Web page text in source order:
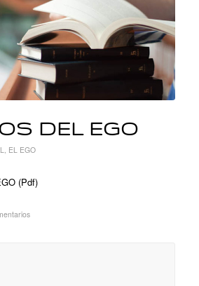
DEL EGO
EL EGO
(Pdf)